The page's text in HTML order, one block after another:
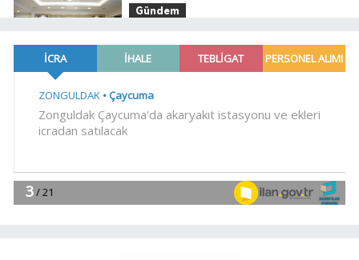
Gündem
Başkonsolosu Başkan Vekili
Özdemir'i ziyaret etti
14:30ABB'den mevsimlik tarım